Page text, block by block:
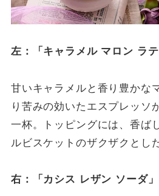
左：「キャラメル マロン ラテ
甘いキャラメルと香り豊かな
り苦みの効いたエスプレッソ
一杯。トッピングには、香ば
ルビスケットのザクザクとし
右：「カシス レザン ソーダ」